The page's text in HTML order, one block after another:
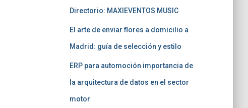
Directorio: MAXIEVENTOS MUSIC
El arte de enviar flores a domicilio a
Madrid: guía de selección y estilo
ERP para automoción importancia de
la arquitectura de datos en el sector
motor